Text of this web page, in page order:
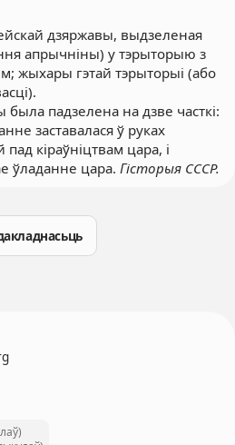
дзяржавы, выдзеленая
апрычніны) у тэрыторыю з
жыхары гэтай тэрыторыі (або
падзелена на дзве часткі:
заставалася ў руках
кіраўніцтвам цара, і
ўладанне цара. Гісторыя СССР.